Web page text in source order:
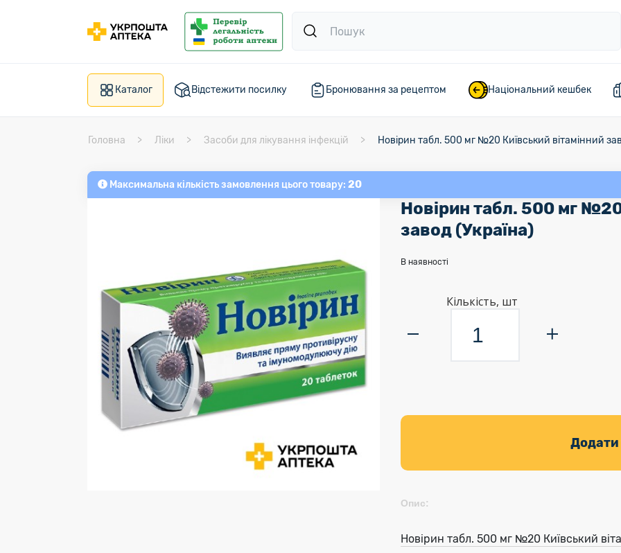
Каталог Відстежити посилку Бронювання за рецептом Національний кешбек
Головна Ліки Засоби для лікування інфекцій Новірин табл. 500 мг №20 Київський вітамінний
Максимальна кількість замовлення цього товару: 20
Новірин табл. 500 мг
завод (Україна)
В наявності
Кількість, шт
Опис:
Новірин табл. 500 мг №20 Київський